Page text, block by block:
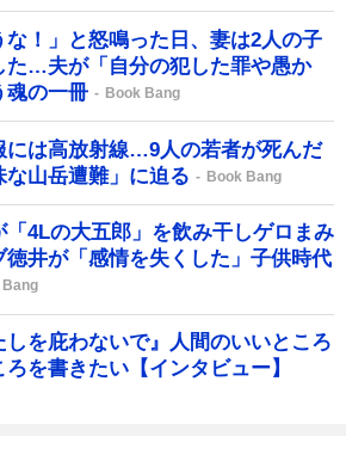
な！」と怒鳴った日、妻は2人の子
た…夫が「自分の犯した罪や愚か
魂の一冊
Book Bang
には高放射線…9人の若者が死んだ
な山岳遭難」に迫る
Book Bang
「4Lの大五郎」を飲み干しゲロまみ
井が「感情を失くした」子供時代
Bang
を庇わないで』人間のいいところ
を書きたい【インタビュー】